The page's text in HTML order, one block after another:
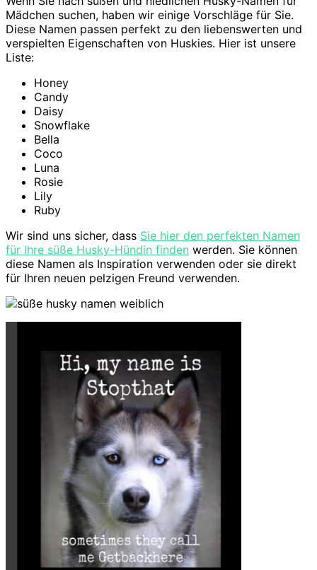
Mädchen suchen, haben wir einige Vorschläge für Sie.
Diese Namen passen perfekt zu den liebenswerten und
verspielten Eigenschaften von Huskies. Hier ist unsere
Liste:
Honey
Candy
Daisy
Snowflake
Bella
Coco
Luna
Rosie
Lily
Ruby
Wir sind uns sicher, dass Sie hier den perfekten Namen
für Ihre süße Husky-Hündin finden werden. Sie können
diese Namen als Inspiration verwenden oder sie direkt
für Ihren neuen pelzigen Freund verwenden.